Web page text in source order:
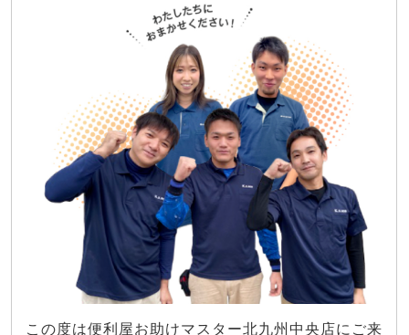
この度は便利屋お助けマスター北九州中央店にご来